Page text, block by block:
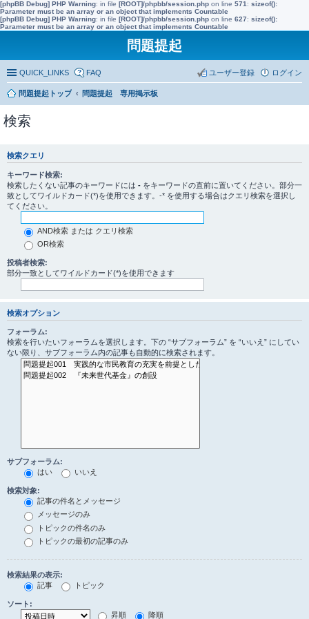
[phpBB Debug] PHP Warning: in file [ROOT]/phpbb/session.php on line 571 : sizeof():
Parameter must be an array or an object that implements Countable
[phpBB Debug] PHP Warning: in file [ROOT]/phpbb/session.php on line 627: sizeof():
Parameter must be an array or an object that implements Countable
問題提起
QUICK_LINKS FAQ ログイン
ユーザー登録
問題提起トップ 問題提起 専用掲示板
検索
検索クエリ
キーワード検索:
検索したくない記事のキーワードには - をキーワードの直前に置いてください。部分一
致としてワイルドカード(*)を使用できます。-* を使用する場合はクエリ検索を選択し
てください。
AND検索 または クエリ検索
OR検索
投稿者検索:
部分一致としてワイルドカード(*)を使用できます
検索オプション
フォーラム:
検索を行いたいフォーラムを選択します。下の “サブフォーラム” を “いいえ” にしてい
ない限り、サブフォーラム内の記事も自動的に検索されます。
サブフォーラム:
はい
いいえ
検索対象:
記事の件名とメッセージ
メッセージのみ
トピックの件名のみ
トピックの最初の記事のみ
検索結果の表示:
記事
トピック
ソート:
昇順
降順